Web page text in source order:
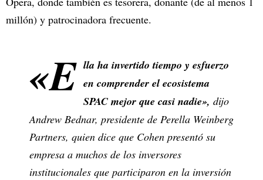
millón) y patrocinadora frecuente.
«E lla ha invertido tiempo y esfuerzo
en comprender el ecosistema
SPAC mejor que casi nadie», dijo
Andrew Bednar, presidente de Perella Weinberg
Partners, quien dice que Cohen presentó su
empresa a muchos de los inversores
institucionales que participaron en la inversión